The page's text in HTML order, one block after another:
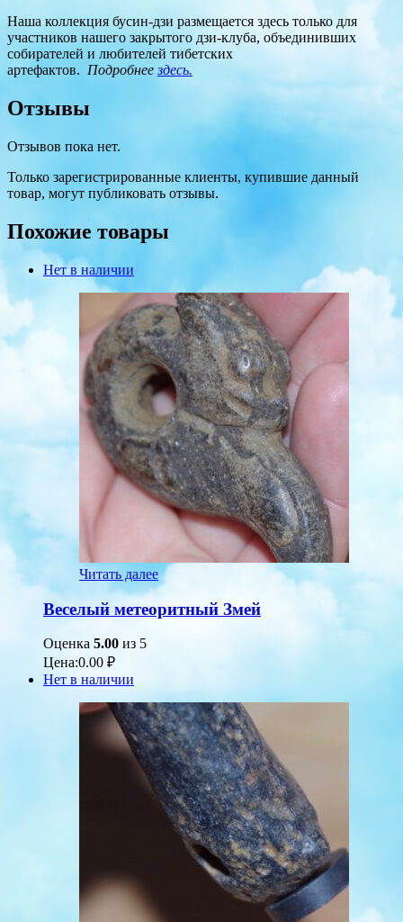
Наша коллекция бусин-дзи размещается здесь только для
участников нашего закрытого дзи-клуба, объединивших
собирателей и любителей тибетских
артефактов. Подробнее здесь.
Отзывы
Отзывов пока нет.
Только зарегистрированные клиенты, купившие данный
товар, могут публиковать отзывы.
Похожие товары
Нет в наличии
Читать далее
Веселый метеоритный Змей
Оценка 5.00 из 5
Цена:0.00 ₽
Нет в наличии